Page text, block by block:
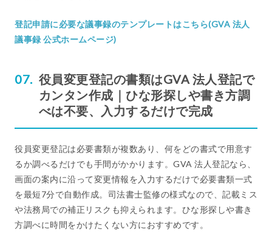
登記申請に必要な議事録のテンプレートはこちら(GVA 法人
議事録 公式ホームページ)
役員変更登記の書類はGVA 法人登記で
カンタン作成｜ひな形探しや書き方調
べは不要、入力するだけで完成
役員変更登記は必要書類が複数あり、何をどの書式で用意す
るか調べるだけでも手間がかかります。GVA 法人登記なら、
画面の案内に沿って変更情報を入力するだけで必要書類一式
を最短7分で自動作成。司法書士監修の様式なので、記載ミス
や法務局での補正リスクも抑えられます。ひな形探しや書き
方調べに時間をかけたくない方におすすめです。